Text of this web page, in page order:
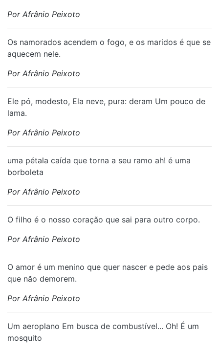
Por Afrânio Peixoto
Os namorados acendem o fogo, e os maridos é que se
aquecem nele.
Por Afrânio Peixoto
Ele pó, modesto, Ela neve, pura: deram Um pouco de
lama.
Por Afrânio Peixoto
uma pétala caída que torna a seu ramo ah! é uma
borboleta
Por Afrânio Peixoto
O filho é o nosso coração que sai para outro corpo.
Por Afrânio Peixoto
O amor é um menino que quer nascer e pede aos pais
que não demorem.
Por Afrânio Peixoto
Um aeroplano Em busca de combustível... Oh! É um
mosquito